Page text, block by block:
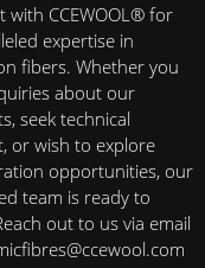
with CCEWOOL® for
expertise in
fibers. Whether you
about our
seek technical
or wish to explore
opportunities, our
team is ready to
out to us via email